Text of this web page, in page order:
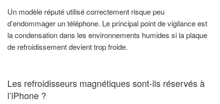
Un modèle réputé utilisé correctement risque peu
d’endommager un téléphone. Le principal point de vigilance est
la condensation dans les environnements humides si la plaque
de refroidissement devient trop froide.
Les refroidisseurs magnétiques sont-ils réservés à
l’iPhone ?